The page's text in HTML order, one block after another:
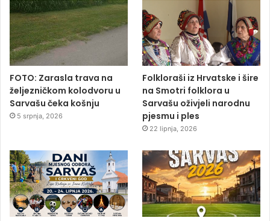
FOTO: Zarasla trava na
željezničkom kolodvoru u
Sarvašu čeka košnju
5 srpnja, 2026
Folkloraši iz Hrvatske i šire
na Smotri folklora u
Sarvašu oživjeli narodnu
pjesmu i ples
22 lipnja, 2026